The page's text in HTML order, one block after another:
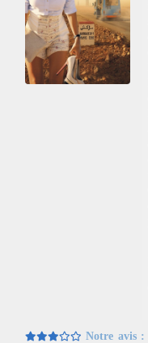
Notre avis :